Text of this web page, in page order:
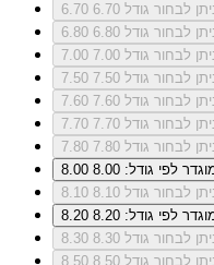
6.70
לבחור גודל 6.70
6.80
לבחור גודל 6.80
7.00
לבחור גודל 7.00
7.50
לבחור גודל 7.50
7.60
לבחור גודל 7.60
7.70
לבחור גודל 7.70
7.80
לבחור גודל 7.80
8.00
לפי גודל: 8.00
8.10
לבחור גודל 8.10
8.20
לפי גודל: 8.20
8.30
לבחור גודל 8.30
8.50
לבחור גודל 8.50